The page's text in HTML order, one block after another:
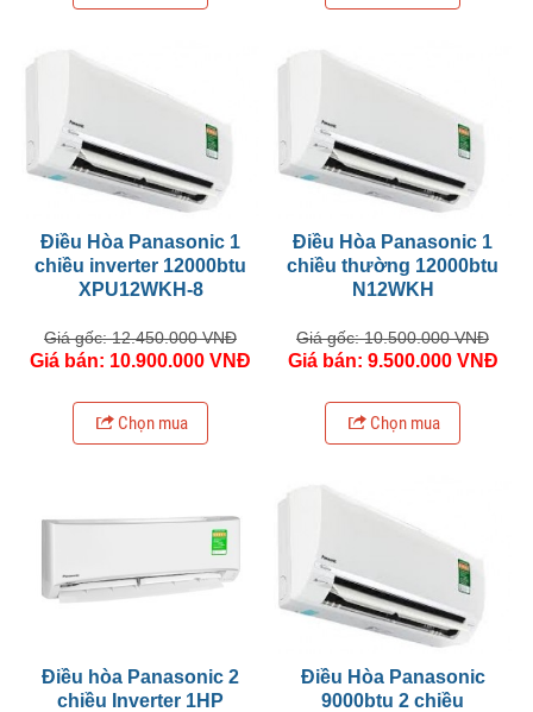
Điều Hòa Panasonic 1
chiều inverter 12000btu
XPU12WKH-8
Giá gốc: 12.450.000 VNĐ
Giá bán: 10.900.000 VNĐ
Chọn mua
Điều Hòa Panasonic 1
chiều thường 12000btu
N12WKH
Giá gốc: 10.500.000 VNĐ
Giá bán: 9.500.000 VNĐ
Chọn mua
Điều hòa Panasonic 2
chiều Inverter 1HP
Điều Hòa Panasonic
9000btu 2 chiều